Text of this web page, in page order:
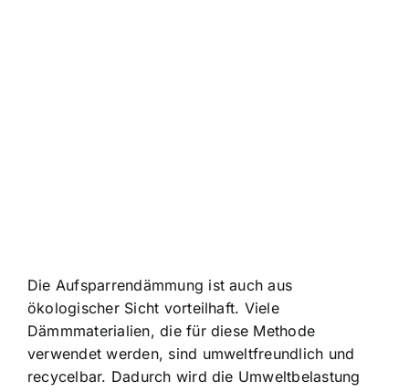
Die Aufsparrendämmung ist auch aus
ökologischer Sicht vorteilhaft. Viele
Dämmmaterialien, die für diese Methode
verwendet werden, sind umweltfreundlich und
recycelbar. Dadurch wird die Umweltbelastung